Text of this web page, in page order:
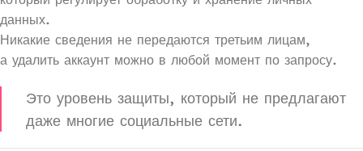
данных.
Никакие сведения не передаются третьим лицам,
а удалить аккаунт можно в любой момент по запросу.
Это уровень защиты, который не предлагают
даже многие социальные сети.